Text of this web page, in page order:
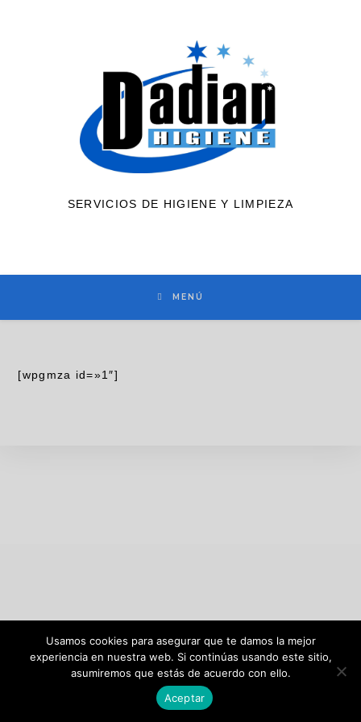
SERVICIOS DE HIGIENE Y LIMPIEZA
MENÚ
[wpgmza id=»1″]
2020© COPYRIGHT - DADIAN HIGIENE S.L.L- TFNO: 916686665
Usamos cookies para asegurar que te damos la mejor
experiencia en nuestra web. Si continúas usando este sitio,
asumiremos que estás de acuerdo con ello.
Aceptar